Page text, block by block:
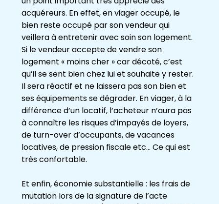
acquéreurs. En effet, en viager occupé, le
bien reste occupé par son vendeur qui
veillera à entretenir avec soin son logement.
Si le vendeur accepte de vendre son
logement « moins cher » car décoté, c’est
qu’il se sent bien chez lui et souhaite y rester.
Il sera réactif et ne laissera pas son bien et
ses équipements se dégrader. En viager, à la
différence d’un locatif, l’acheteur n’aura pas
à connaître les risques d’impayés de loyers,
de turn-over d’occupants, de vacances
locatives, de pression fiscale etc… Ce qui est
très confortable.
Et enfin, économie substantielle : les frais de
mutation lors de la signature de l’acte